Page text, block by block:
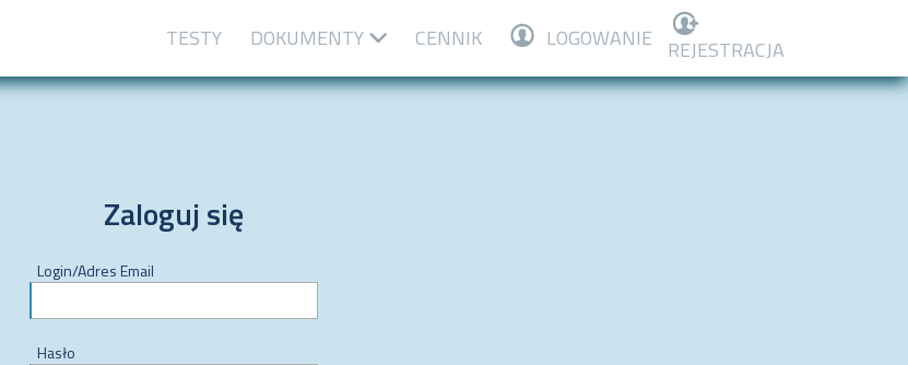
TESTY
DOKUMENTY
Akty prawne
CENNIK LOGOWANIE REJESTRACJA
Zaloguj się
Login/Adres Email
Hasło